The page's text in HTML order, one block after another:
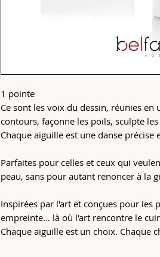
1 pointe
Ce sont les voix du dessin, réunies
contours, façonne les poils, sculpte
Chaque aiguille est une danse précise
Parfaites pour celles et ceux qui
peau, sans pour autant renoncer à la
Inspirées par l'art et conçues pour les
empreinte… là où l'art rencontre le
Chaque aiguille est un choix. Chaque